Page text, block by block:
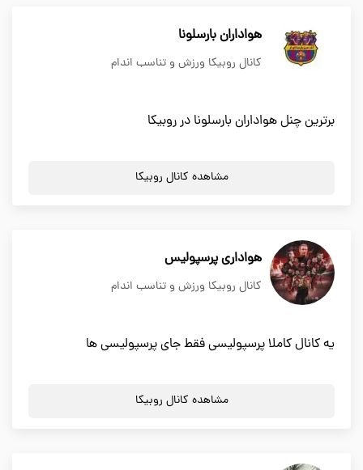
هواداران بارسلونا
کانال روبیکا ورزش و تناسب اندام
برترین چنل هواداران بارسلونا در روبیکا
مشاهده کانال روبیکا
هواداری پرسپولیس
کانال روبیکا ورزش و تناسب اندام
یه کانال کاملا پرسپولیسی فقط جای پرسپولیسی ها
مشاهده کانال روبیکا